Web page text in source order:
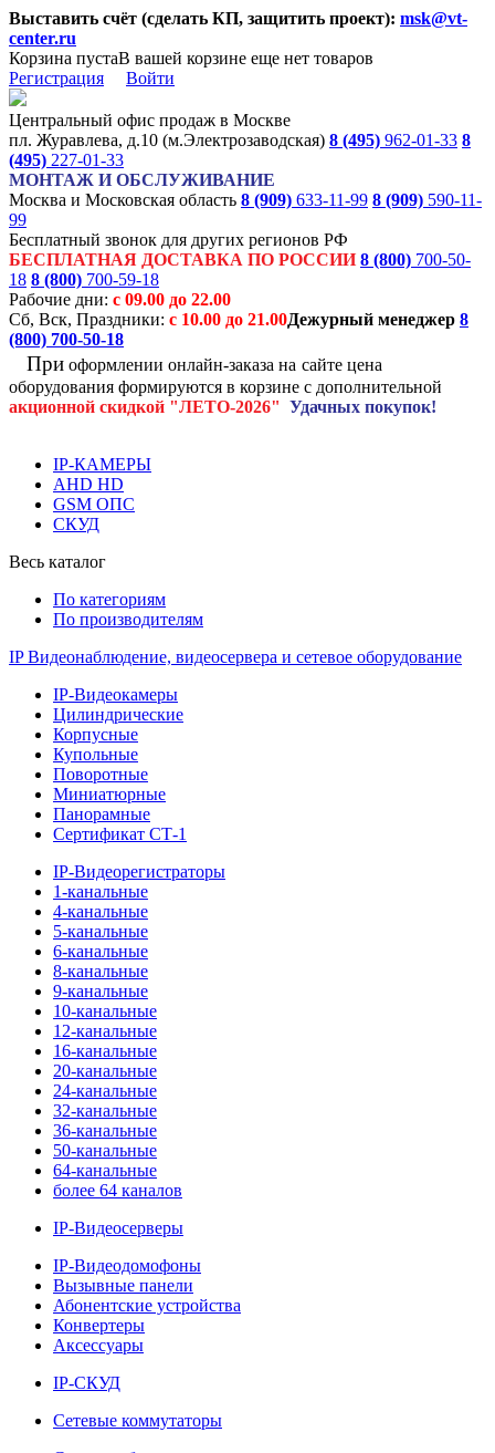
Выставить счёт (сделать КП, защитить проект): msk@vt-
center.ru
Корзина пустаВ вашей корзине еще нет товаров
Регистрация
Войти
Центральный офис продаж в Москве
пл. Журавлева, д.10 (м.Электрозаводская) 8 (495) 962-01-33 8
(495) 227-01-33
МОНТАЖ И ОБСЛУЖИВАНИЕ
Москва и Московская область 8 (909) 633-11-99 8 (909) 590-11-
99
Бесплатный звонок для других регионов РФ
БЕСПЛАТНАЯ ДОСТАВКА ПО РОССИИ 8 (800) 700-50-
18 8 (800) 700-59-18
Рабочие дни: с 09.00 до 22.00
Сб, Вск, Праздники: с 10.00 до 21.00Дежурный менеджер 8
(800) 700-50-18
При оформлении онлайн-заказа на сайте цена
оборудования формируются в корзине с дополнительной
акционной скидкой "ЛЕТО-2026" Удачных покупок!
IP-КАМЕРЫ
AHD HD
GSM ОПС
СКУД
Весь каталог
По категориям
По производителям
IP Видеонаблюдение, видеосервера и сетевое оборудование
IP-Видеокамеры
Цилиндрические
Корпусные
Купольные
Поворотные
Миниатюрные
Панорамные
Сертификат СТ-1
IP-Видеорегистраторы
1-канальные
4-канальные
5-канальные
6-канальные
8-канальные
9-канальные
10-канальные
12-канальные
16-канальные
20-канальные
24-канальные
32-канальные
36-канальные
50-канальные
64-канальные
более 64 каналов
IP-Видеосерверы
IP-Видеодомофоны
Вызывные панели
Абонентские устройства
Конвертеры
Аксессуары
IP-СКУД
Сетевые коммутаторы